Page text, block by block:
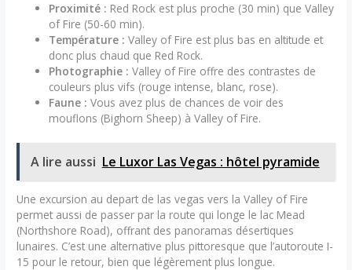
Proximité : Red Rock est plus proche (30 min) que Valley
of Fire (50-60 min).
Température : Valley of Fire est plus bas en altitude et
donc plus chaud que Red Rock.
Photographie : Valley of Fire offre des contrastes de
couleurs plus vifs (rouge intense, blanc, rose).
Faune : Vous avez plus de chances de voir des
mouflons (Bighorn Sheep) à Valley of Fire.
A lire aussi Le Luxor Las Vegas : hôtel pyramide
Une excursion au depart de las vegas vers la Valley of Fire
permet aussi de passer par la route qui longe le lac Mead
(Northshore Road), offrant des panoramas désertiques
lunaires. C’est une alternative plus pittoresque que l’autoroute I-
15 pour le retour, bien que légèrement plus longue.